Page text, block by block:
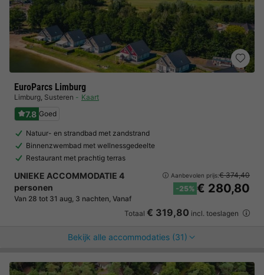
EuroParcs Limburg
Limburg, Susteren Kaart
7.8 Goed
Natuur- en strandbad met zandstrand
Binnenzwembad met wellnessgedeelte
Restaurant met prachtig terras
UNIEKE ACCOMMODATIE 4
personen
Van 28 tot 31 aug, 3 nachten, Vanaf
Aanbevolen prijs:€ 374,40
-25% € 280,80
Totaal € 319,80 incl. toeslagen
Bekijk alle accommodaties (31)